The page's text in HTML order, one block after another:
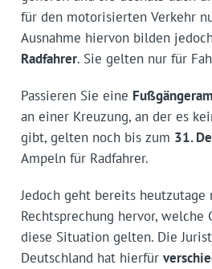
für den motorisierten Verkehr
Ausnahme hiervon bilden
Radfahrer. Sie gelten nur für
Passieren Sie eine
an einer Kreuzung, an der es
gibt, gelten noch bis zum 31.
Ampeln für Radfahrer.
Jedoch geht bereits heutzutage
Rechtsprechung hervor, welche
diese Situation gelten. Die
Deutschland hat hierfür